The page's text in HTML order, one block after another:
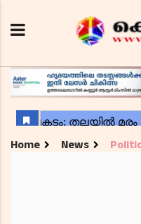
Home News